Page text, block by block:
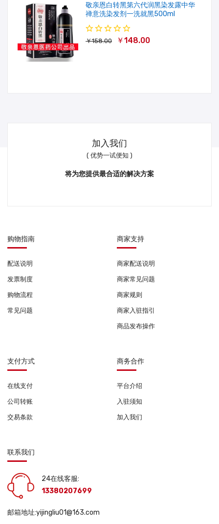
敬亲恩白转黑第六代润黑染发露中华
禅意洗染发剂一洗就黑500ml
￥158.00 ￥148.00
加入我们
( 优势一试便知 )
将为您提供最合适的解决方案
购物指南
配送说明
发票制度
购物流程
常见问题
商家支持
商家配送说明
商家常见问题
商家规则
商家入驻指引
商品发布操作
支付方式
在线支付
公司转账
交易条款
商务合作
平台介绍
入驻须知
加入我们
联系我们
24在线客服:
13380207699
邮箱地址:yijingliu01@163.com